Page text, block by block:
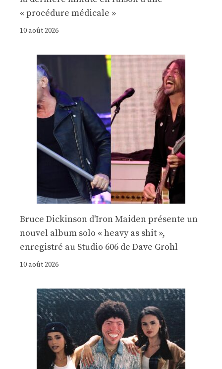
« procédure médicale »
10 août 2026
Bruce Dickinson d'Iron Maiden présente un
nouvel album solo « heavy as shit »,
enregistré au Studio 606 de Dave Grohl
10 août 2026